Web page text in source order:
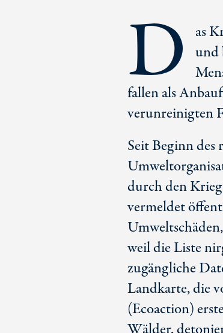
D
as
und
fallen als
verunreinigten
Seit Beginn des
durch den
vermeldet
weil die Liste
zugängliche
Landkarte, die
(Ecoaction)